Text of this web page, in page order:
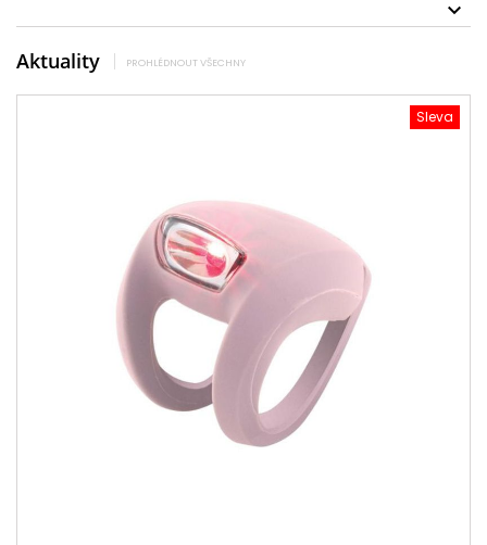
Aktuality PROHLÉDNOUT VŠECHNY
Sleva